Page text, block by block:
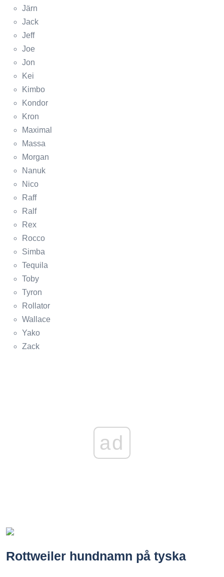
Järn
Jack
Jeff
Joe
Jon
Kei
Kimbo
Kondor
Kron
Maximal
Massa
Morgan
Nanuk
Nico
Raff
Ralf
Rex
Rocco
Simba
Tequila
Toby
Tyron
Rollator
Wallace
Yako
Zack
ad
Rottweiler hundnamn på tyska